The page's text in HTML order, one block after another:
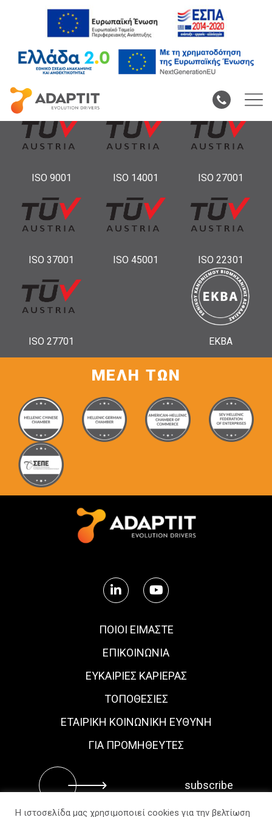
ISO 9001 ISO 14001 ISO 27001
ISO 37001 ISO 45001 ISO 22301
ISO 27701 ΕΚΒΑ
ΜΕΛΗ ΤΩΝ
ΠΟΙΟΙ ΕΙΜΑΣΤΕ
ΕΠΙΚΟΙΝΩΝΙΑ
ΕΥΚΑΙΡΊΕΣ ΚΑΡΙΈΡΑΣ
ΤΟΠΟΘΕΣΙΕΣ
ΕΤΑΙΡΙΚΗ ΚΟΙΝΩΝΙΚΗ ΕΥΘΥΝΗ
ΓΙΑ ΠΡΟΜΗΘΕΥΤΕΣ
Η ιστοσελίδα μας χρησιμοποιεί cookies για την βελτίωση